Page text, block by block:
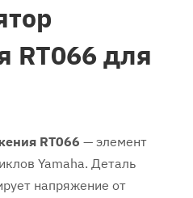
RT066 для
RT066 — элемент
Yamaha. Деталь
напряжение от